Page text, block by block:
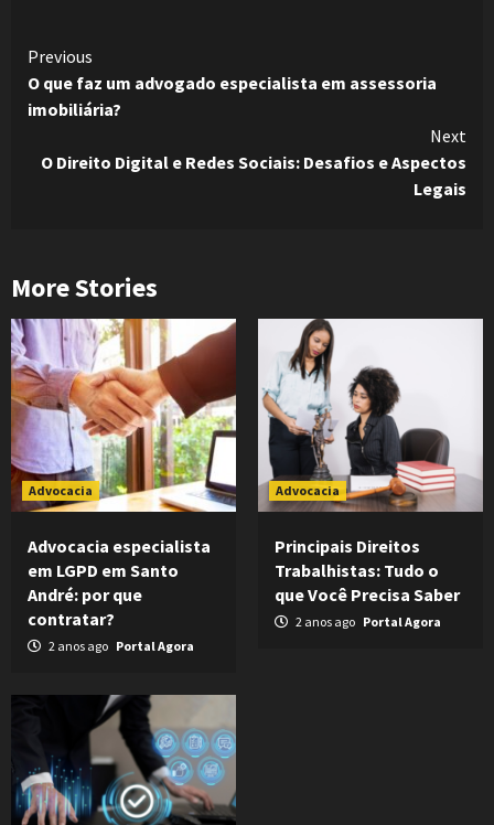
Continue
Reading
Previous
O que faz um advogado especialista em assessoria
imobiliária?
Next
O Direito Digital e Redes Sociais: Desafios e Aspectos
Legais
More Stories
Advocacia
Advocacia especialista
em LGPD em Santo
André: por que
contratar?
2 anos ago Portal Agora
Advocacia
Principais Direitos
Trabalhistas: Tudo o
que Você Precisa Saber
2 anos ago Portal Agora